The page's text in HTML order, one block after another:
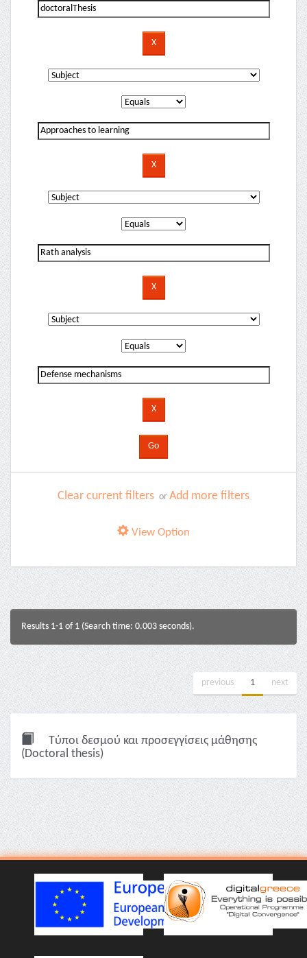
Clear current filters or Add more filters
View Option
Results 1-1 of 1 (Search time: 0.003 seconds).
previous 1 next
Τύποι δεσμού και προσεγγίσεις μάθησης
(Doctoral thesis)